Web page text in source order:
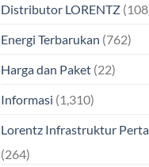
Distributor LORENTZ
Energi Terbarukan (762)
Harga dan Paket(22)
Informasi (1,310)
Lorentz Infrastruktur
(264)